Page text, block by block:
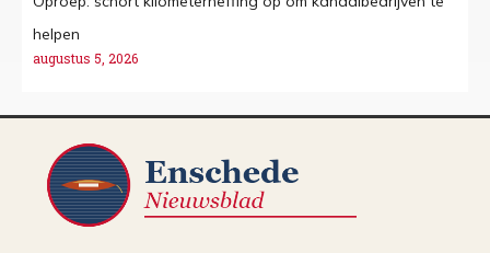
helpen
augustus 5, 2026